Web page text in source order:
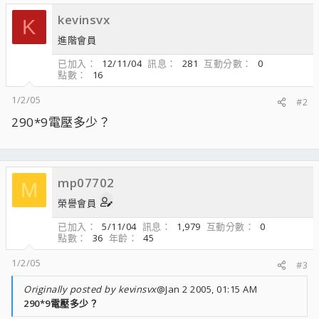
K kevinsvx
進階會員
已加入
12/11/04 訊息 281 互動分數
0
點數
16
1/2/05
#2
290*9電壓多少？
M mp07702
榮譽會員
已加入
5/11/04 訊息 1,979 互動分數
0
點數
36 年齡
45
1/2/05
#3
Originally posted by kevinsvx@Jan 2 2005, 01:15 AM
290*9電壓多少？